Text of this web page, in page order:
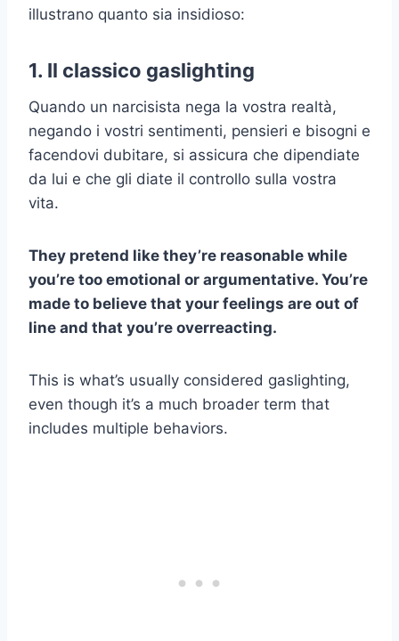
illustrano quanto sia insidioso:
1. Il classico gaslighting
Quando un narcisista nega la vostra realtà,
negando i vostri sentimenti, pensieri e bisogni e
facendovi dubitare, si assicura che dipendiate
da lui e che gli diate il controllo sulla vostra
vita.
They pretend like they’re reasonable while
you’re too emotional or argumentative. You’re
made to believe that your feelings are out of
line and that you’re overreacting.
This is what’s usually considered gaslighting,
even though it’s a much broader term that
includes multiple behaviors.